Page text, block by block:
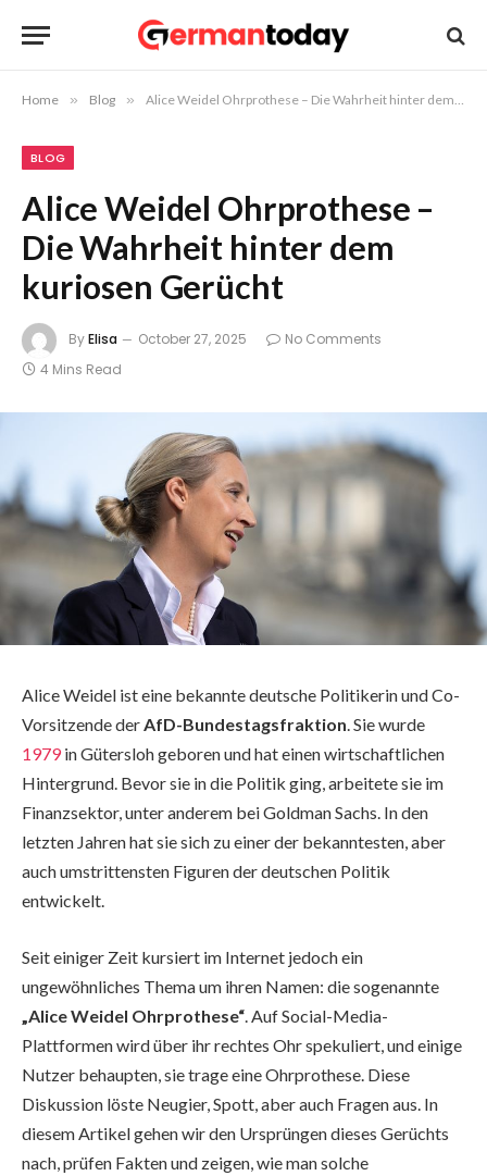
Home » Blog » Alice Weidel Ohrprothese – Die Wahrheit hinter dem kuriosen Gerücht
BLOG
Alice Weidel Ohrprothese –
Die Wahrheit hinter dem
kuriosen Gerücht
ByElisa October 27, 2025
No Comments
4 Mins Read
Alice Weidel ist eine bekannte deutsche Politikerin und Co-
Vorsitzende derAfD-Bundestagsfraktion. Sie wurde
1979in Gütersloh geboren und hat einen wirtschaftlichen
Hintergrund. Bevor sie in die Politik ging, arbeitete sie im
Finanzsektor, unter anderem bei Goldman Sachs. In den
letzten Jahren hat sie sich zu einer der bekanntesten, aber
auch umstrittensten Figuren der deutschen Politik
entwickelt.
Seit einiger Zeit kursiert im Internet jedoch ein
ungewöhnliches Thema um ihren Namen: die sogenannte
„Alice Weidel Ohrprothese“. Auf Social-Media-
Plattformen wird über ihr rechtes Ohr spekuliert, und einige
Nutzer behaupten, sie trage eine Ohrprothese. Diese
Diskussion löste Neugier, Spott, aber auch Fragen aus. In
diesem Artikel gehen wir den Ursprüngen dieses Gerüchts
nach, prüfen Fakten und zeigen, wie man solche